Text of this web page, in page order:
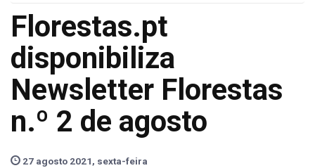
Florestas.pt
disponibiliza
Newsletter Florestas
n.º 2 de agosto
27 agosto 2021, sexta-feira